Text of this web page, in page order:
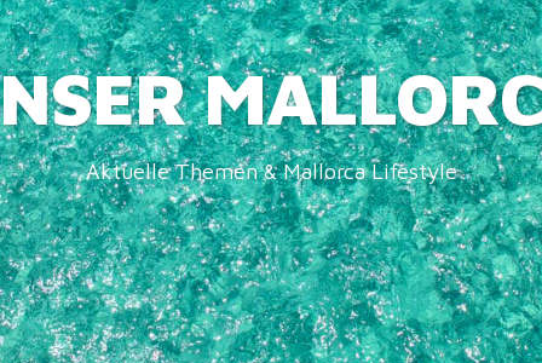
Aktuelle Themen & Mallorca Lifestyle